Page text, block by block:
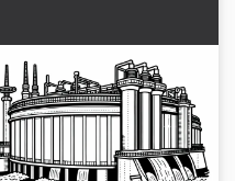
Plantilla para colorear
de central
hidroeléctrica de
bombeo gratis
Consigue la plantilla de
coloring gratuita de una